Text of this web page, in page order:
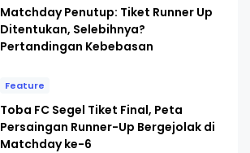
Matchday Penutup: Tiket Runner Up
Ditentukan, Selebihnya?
Pertandingan Kebebasan
Feature
Toba FC Segel Tiket Final, Peta
Persaingan Runner-Up Bergejolak di
Matchday ke-6